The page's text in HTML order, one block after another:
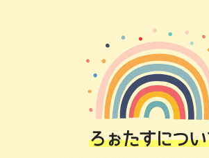
ろぉたすについ